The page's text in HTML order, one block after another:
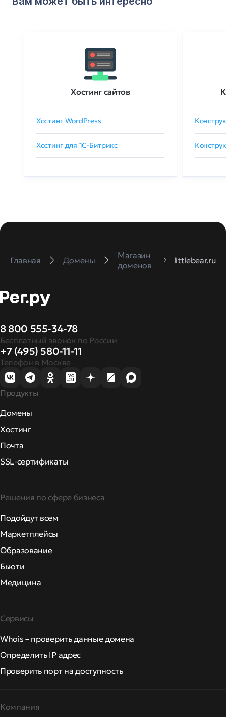
Хостинг сайтов
Хостинг WordPress
Хостинг для 1C-Битрикс
Главная Домены
Магазин
доменов
littlebear.ru
8 800 555-34-78
Бесплатный звонок по России
+7 (495) 580-11-11
Телефон в Москве
Продукты
Домены
Хостинг
Почта
SSL-сертификаты
Решения по сфере бизнеса
Подойдут всем
Маркетплейсы
Образование
Бьюти
Медицина
Сервисы
Whois – проверить данные домена
Определить IP адрес
Проверить порт на доступность
Компания